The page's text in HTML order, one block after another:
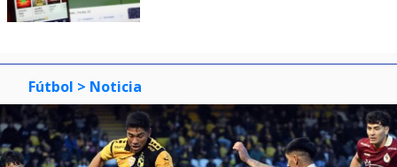
Fútbol > Noticia